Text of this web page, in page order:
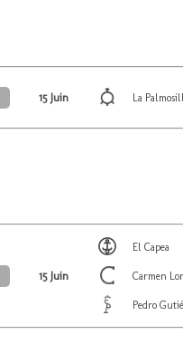
15 Juin La
15 Juin
El Capea
Carmen
Pedro